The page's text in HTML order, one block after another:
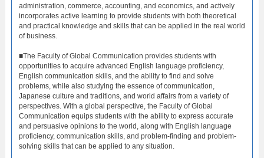
administration, commerce, accounting, and economics, and actively
incorporates active learning to provide students with both theoretical
and practical knowledge and skills that can be applied in the real world
of business.
■The Faculty of Global Communication provides students with
opportunities to acquire advanced English language proficiency,
English communication skills, and the ability to find and solve
problems, while also studying the essence of communication,
Japanese culture and traditions, and world affairs from a variety of
perspectives. With a global perspective, the Faculty of Global
Communication equips students with the ability to express accurate
and persuasive opinions to the world, along with English language
proficiency, communication skills, and problem-finding and problem-
solving skills that can be applied to any situation.